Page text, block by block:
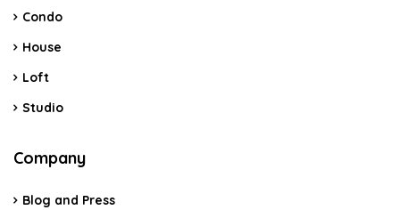
Condo
House
Loft
Studio
Company
Blog and Press